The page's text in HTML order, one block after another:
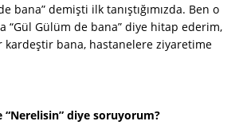
bana” demişti ilk tanıştığımızda. Ben o
“Gül Gülüm de bana” diye hitap ederim,
kardeştir bana, hastanelere ziyaretime
“Nerelisin” diye soruyorum?